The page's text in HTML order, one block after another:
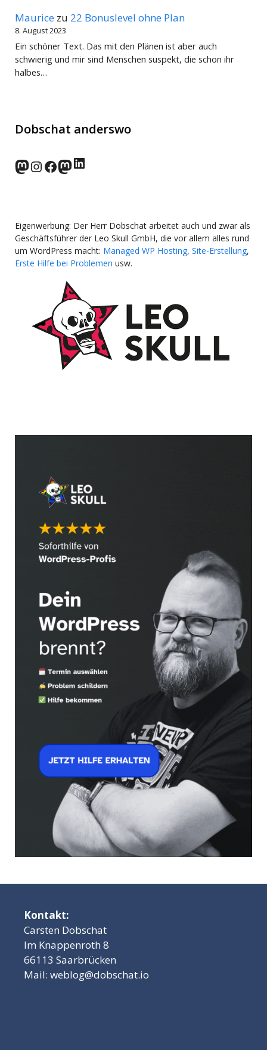
Maurice zu 22 Bonuslevel ohne Plan
8. August 2023
Ein schöner Text. Das mit den Plänen ist aber auch
schwierig und mir sind Menschen suspekt, die schon ihr
halbes…
Dobschat anderswo
norden.social
Instagram
Facebook
wp-punks.social
LinkedIn
Eigenwerbung: Der Herr Dobschat arbeitet auch und zwar als
Geschäftsführer der Leo Skull GmbH, die vor allem alles rund
um WordPress macht: Managed WP Hosting, Site-Erstellung,
Erste Hilfe bei Problemen usw.
Kontakt:
Carsten Dobschat
Im Knappenroth 8
66113 Saarbrücken
Mail: weblog@dobschat.io